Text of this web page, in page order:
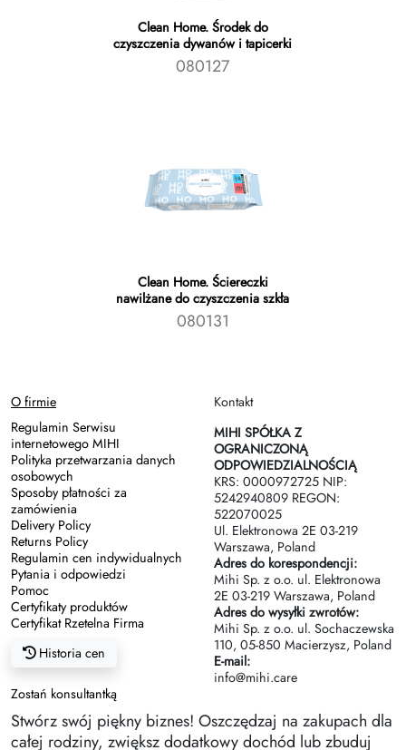
Clean Home. Środek do
czyszczenia dywanów i tapicerki
080127
Clean Home. Ściereczki
nawilżane do czyszczenia szkła
080131
O firmie
Regulamin Serwisu
internetowego MIHI
Polityka przetwarzania danych
osobowych
Sposoby płatności za
zamówienia
Delivery Policy
Returns Policy
Regulamin cen indywidualnych
Pytania i odpowiedzi
Pomoc
Certyfikaty produktów
Certyfikat Rzetelna Firma
Historia cen
Kontakt
MIHI SPÓŁKA Z
OGRANICZONĄ
ODPOWIEDZIALNOŚCIĄ
KRS: 0000972725 NIP:
5242940809 REGON:
522070025
Ul. Elektronowa 2Е 03-219
Warszawa, Poland
Adres do korespondencji:
Mihi Sp. z o.o. ul. Elektronowa
2Е 03-219 Warszawa, Poland
Adres do wysyłki zwrotów:
Mihi Sp. z o.o. ul. Sochaczewska
110, 05-850 Macierzysz, Poland
E-mail:
info@mihi.care
Zostań konsultantką
Stwórz swój piękny biznes! Oszczędzaj na zakupach dla
całej rodziny, zwiększ dodatkowy dochód lub zbuduj